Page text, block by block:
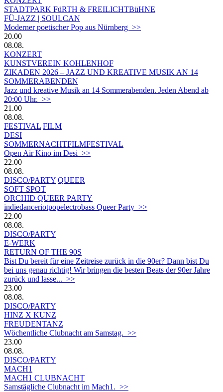
STADTPARK FüRTH & FREILICHTBüHNE
FÜ-JAZZ | SOULCAN
Moderner poetischer Pop aus Nürnberg >>
20.00
08.08.
KONZERT
KUNSTVEREIN KOHLENHOF
ZIKADEN 2026 – JAZZ UND KREATIVE MUSIK AN 14
SOMMERABENDEN
Jazz und kreative Musik an 14 Sommerabenden. Jeden Abend ab
20:00 Uhr. >>
21.00
08.08.
FESTIVAL FILM
DESI
SOMMERNACHTFILMFESTIVAL
Open Air Kino im Desi >>
22.00
08.08.
DISCO/PARTY QUEER
SOFT SPOT
ORCHID QUEER PARTY
indiedanceriotpopelectrobass Queer Party >>
22.00
08.08.
DISCO/PARTY
E-WERK
RETURN OF THE 90S
Bist Du bereit für eine Zeitreise zurück in die 90er? Dann bist Du
bei uns genau richtig! Wir bringen die besten Beats der 90er Jahre
zurück und lasse... >>
23.00
08.08.
DISCO/PARTY
HINZ X KUNZ
FREUDENTANZ
Wöchentliche Clubnacht am Samstag. >>
23.00
08.08.
DISCO/PARTY
MACH1
MACH1 CLUBNACHT
Samstägliche Clubnacht im Mach1. >>